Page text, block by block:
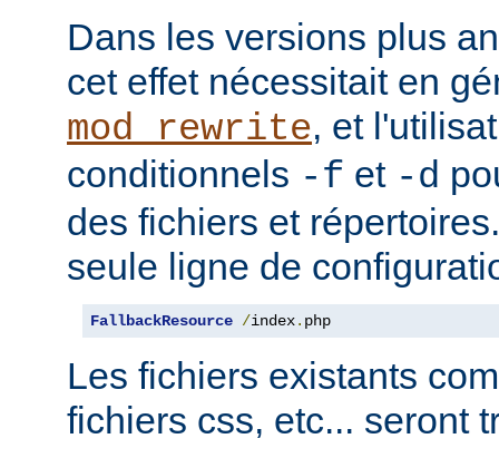
Dans les versions plus
cet effet nécessitait en
mod_rewrite, et
conditionnels -f et -d
des fichiers et
seule ligne de
FallbackResource /index. php
Les fichiers existants
fichiers css, etc... seront